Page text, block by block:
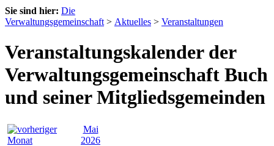
Sie sind hier: Die
Verwaltungsgemeinschaft > Aktuelles > Veranstaltungen
Veranstaltungskalender der
Verwaltungsgemeinschaft Buch
und seiner Mitgliedsgemeinden
Mai
2026